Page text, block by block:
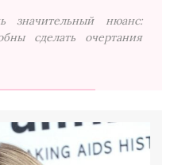
значительный нюанс:
сделать очертания